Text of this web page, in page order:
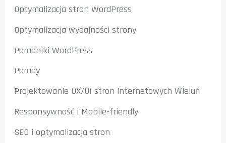
Optymalizacja stron WordPress
Optymalizacja wydajności strony
Poradniki WordPress
Porady
Projektowanie UX/UI stron internetowych Wieluń
Responsywność i Mobile-friendly
SEO i optymalizacja stron